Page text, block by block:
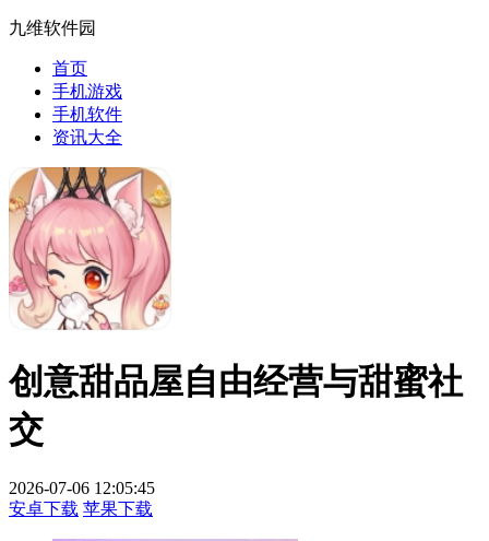
九维软件园
首页
手机游戏
手机软件
资讯大全
创意甜品屋自由经营与甜蜜社
交
2026-07-06 12:05:45
安卓下载 苹果下载